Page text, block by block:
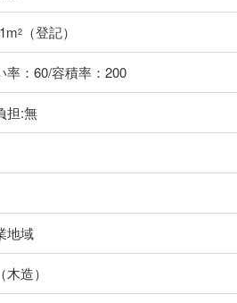
閉じる
2 （登記）
率：60/容積率：200
担:無
地域
造）